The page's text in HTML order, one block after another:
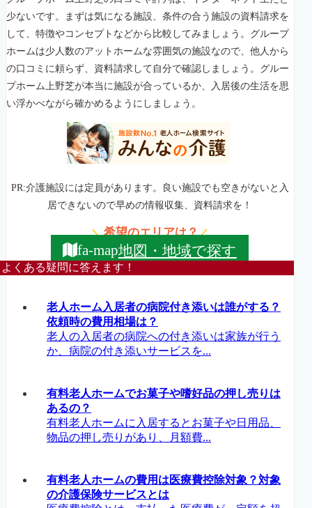
少ないです。まずは気になる施設、条件の合う施設の資料請求を
して、特徴やコンセプトなどから比較してみましょう。グループ
ホームは少人数のアットホームな雰囲気の施設なので、他人から
の口コミに頼らず、資料請求して自分で確認しましょう。グルー
プホーム上野芝が本当に施設が合っているか、入居後の生活を思
い浮かべながら確かめるようにしましょう。
PR:介護施設には定員があります。良い施設でも空きがないと入
居できないので早めの情報収集、資料請求を！
＼希望のエリアは？／
fa-map地図・地域で探す
よくある疑問に答えます！
老人ホーム入居者の病院付き添いは誰がする？
依頼時の費用相場は？
老人の入居者の病院への付き添いは家族が行う
か、病院の付き添いサービスを...
有料老人ホームでお菓子や嗜好品の押し売りは
あるの？
有料老人ホームに入居するとお菓子や日用品、
物品の押し売りがあり、月額費...
有料老人ホームの費用は医療費控除対象？対象
の介護保険サービスとは